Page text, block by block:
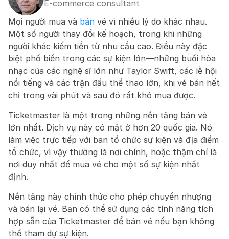
E-commerce consultant
Mọi người mua và bán vé vì nhiều lý do khác nhau.
Một số người thay đổi kế hoạch, trong khi những
người khác kiếm tiền từ nhu cầu cao. Điều này đặc
biệt phổ biến trong các sự kiện lớn—những buổi hòa
nhạc của các nghệ sĩ lớn như Taylor Swift, các lễ hội
nổi tiếng và các trận đấu thể thao lớn, khi vé bán hết
chỉ trong vài phút và sau đó rất khó mua được.
Ticketmaster là một trong những nền tảng bán vé
lớn nhất. Dịch vụ này có mặt ở hơn 20 quốc gia. Nó
làm việc trực tiếp với ban tổ chức sự kiện và địa điểm
tổ chức, vì vậy thường là nơi chính, hoặc thậm chí là
nơi duy nhất để mua vé cho một số sự kiện nhất
định.
Nền tảng này chính thức cho phép chuyển nhượng
và bán lại vé. Bạn có thể sử dụng các tính năng tích
hợp sẵn của Ticketmaster để bán vé nếu bạn không
thể tham dự sự kiện.